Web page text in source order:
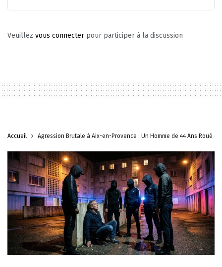
Veuillez vous connecter pour participer à la discussion
Accueil Agression Brutale à Aix-en-Provence : Un Homme de 44 Ans Roué